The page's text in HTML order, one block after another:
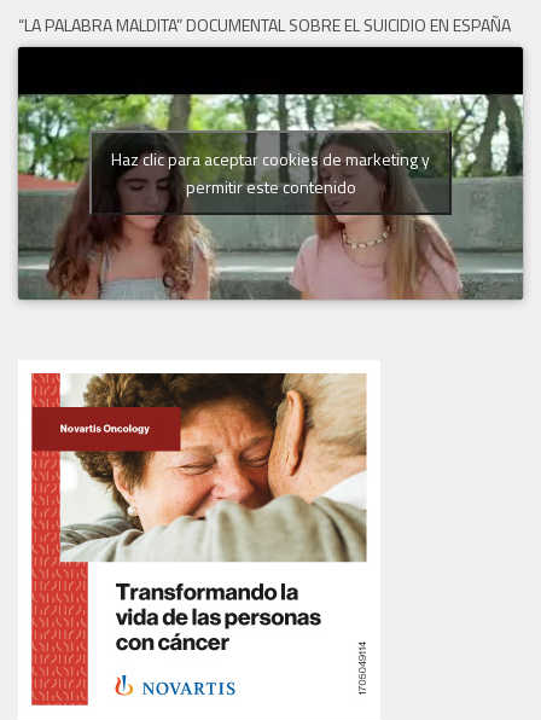
“LA PALABRA MALDITA” DOCUMENTAL SOBRE EL SUICIDIO EN ESPAÑA
Haz clic para aceptar cookies de marketing y
permitir este contenido